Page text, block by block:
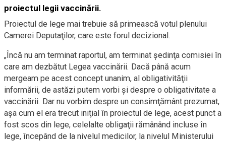
proiectul legii vaccinării.
Proiectul de lege mai trebuie să primească votul plenului
Camerei Deputaţilor, care este forul decizional.
„Încă nu am terminat raportul, am terminat şedinţa comisiei în
care am dezbătut Legea vaccinării. Dacă până acum
mergeam pe acest concept unanim, al obligativităţii
informării, de astăzi putem vorbi şi despre o obligativitate a
vaccinării. Dar nu vorbim despre un consimţământ prezumat,
aşa cum el era trecut iniţial în proiectul de lege, acest punct a
fost scos din lege, celelalte obligaţii rămânând incluse în
lege, începând de la nivelul medicilor, la nivelul Ministerului